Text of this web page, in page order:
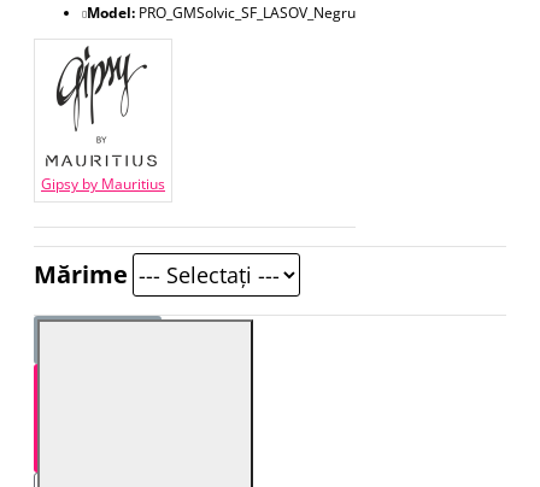
Model: PRO_GMSolvic_SF_LASOV_Negru
Gipsy by Mauritius
Mărime